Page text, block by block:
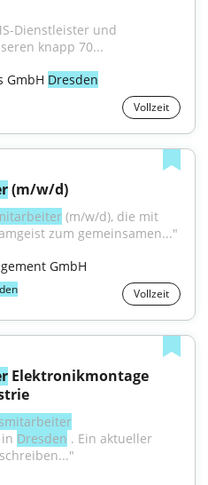
Dienstleister und
knapp 70...
GmbH Dresden
Vollzeit
(m/w/d)
(m/w/d), die mit
zum gemeinsamen..."
GmbH
Vollzeit
Elektronikmontage
Dresden . Ein aktueller